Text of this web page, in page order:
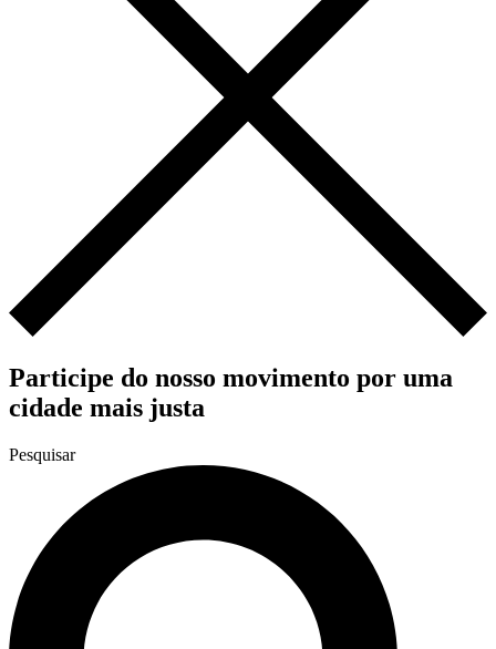
Participe do nosso movimento por uma
cidade mais justa
Pesquisar